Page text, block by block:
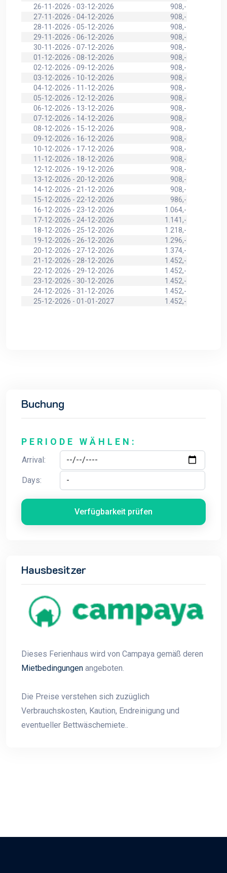
26-11-2026 - 03-12-2026
908,-
27-11-2026 - 04-12-2026
908,-
28-11-2026 - 05-12-2026
908,-
29-11-2026 - 06-12-2026
908,-
30-11-2026 - 07-12-2026
908,-
01-12-2026 - 08-12-2026
908,-
02-12-2026 - 09-12-2026
908,-
03-12-2026 - 10-12-2026
908,-
04-12-2026 - 11-12-2026
908,-
05-12-2026 - 12-12-2026
908,-
06-12-2026 - 13-12-2026
908,-
07-12-2026 - 14-12-2026
908,-
08-12-2026 - 15-12-2026
908,-
09-12-2026 - 16-12-2026
908,-
10-12-2026 - 17-12-2026
908,-
11-12-2026 - 18-12-2026
908,-
12-12-2026 - 19-12-2026
908,-
13-12-2026 - 20-12-2026
908,-
14-12-2026 - 21-12-2026
908,-
15-12-2026 - 22-12-2026
986,-
16-12-2026 - 23-12-2026
1.064,-
17-12-2026 - 24-12-2026
1.141,-
18-12-2026 - 25-12-2026
1.218,-
19-12-2026 - 26-12-2026
1.296,-
20-12-2026 - 27-12-2026
1.374,-
21-12-2026 - 28-12-2026
1.452,-
22-12-2026 - 29-12-2026
1.452,-
23-12-2026 - 30-12-2026
1.452,-
24-12-2026 - 31-12-2026
1.452,-
25-12-2026 - 01-01-2027
1.452,-
Buchung
PERIODE WÄHLEN:
Arrival:
Days:
Verfügbarkeit prüfen
Hausbesitzer
Dieses Ferienhaus wird von Campaya gemäß deren
Mietbedingungen angeboten.
Die Preise verstehen sich zuzüglich
Verbrauchskosten, Kaution, Endreinigung und
eventueller Bettwäschemiete..